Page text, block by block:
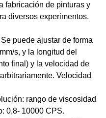
fabricación de pinturas y
diversos experimentos.
puede ajustar de forma
s, y la longitud del
final) y la velocidad de
Velocidad
rango de viscosidad
0,8- 10000 CPS.